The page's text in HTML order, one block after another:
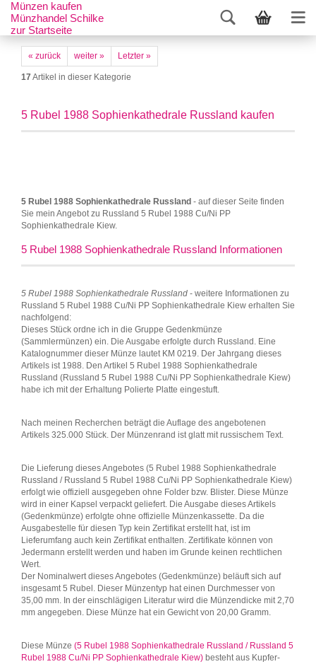
Münzen kaufen
Münzhandel Schilke
zur Startseite
« zurück weiter » Letzter »
17 Artikel in dieser Kategorie
5 Rubel 1988 Sophienkathedrale Russland kaufen
5 Rubel 1988 Sophienkathedrale Russland - auf dieser Seite finden
Sie mein Angebot zu Russland 5 Rubel 1988 Cu/Ni PP
Sophienkathedrale Kiew.
5 Rubel 1988 Sophienkathedrale Russland Informationen
5 Rubel 1988 Sophienkathedrale Russland - weitere Informationen zu
Russland 5 Rubel 1988 Cu/Ni PP Sophienkathedrale Kiew erhalten Sie
nachfolgend:
Dieses Stück ordne ich in die Gruppe Gedenkmünze
(Sammlermünzen) ein. Die Ausgabe erfolgte durch Russland. Eine
Katalognummer dieser Münze lautet KM 0219. Der Jahrgang dieses
Artikels ist 1988. Den Artikel 5 Rubel 1988 Sophienkathedrale
Russland (Russland 5 Rubel 1988 Cu/Ni PP Sophienkathedrale Kiew)
habe ich mit der Erhaltung Polierte Platte eingestuft.
Nach meinen Recherchen beträgt die Auflage des angebotenen
Artikels 325.000 Stück. Der Münzenrand ist glatt mit russischem Text.
Die Lieferung dieses Angebotes (5 Rubel 1988 Sophienkathedrale
Russland / Russland 5 Rubel 1988 Cu/Ni PP Sophienkathedrale Kiew)
erfolgt wie offiziell ausgegeben ohne Folder bzw. Blister. Diese Münze
wird in einer Kapsel verpackt geliefert. Die Ausgabe dieses Artikels
(Gedenkmünze) erfolgte ohne offizielle Münzenkassette. Da die
Ausgabestelle für diesen Typ kein Zertifikat erstellt hat, ist im
Lieferumfang auch kein Zertifikat enthalten. Zertifikate können von
Jedermann erstellt werden und haben im Grunde keinen rechtlichen
Wert.
Der Nominalwert dieses Angebotes (Gedenkmünze) beläuft sich auf
insgesamt 5 Rubel. Dieser Münzentyp hat einen Durchmesser von
35,00 mm. In der einschlägigen Literatur wird die Münzendicke mit 2,70
mm angegeben. Diese Münze hat ein Gewicht von 20,00 Gramm.
Diese Münze (5 Rubel 1988 Sophienkathedrale Russland / Russland 5
Rubel 1988 Cu/Ni PP Sophienkathedrale Kiew) besteht aus Kupfer-